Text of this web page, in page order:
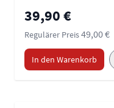
Sonderpreis
39,90 €
Regulärer Preis49,00 €
In den Warenkorb